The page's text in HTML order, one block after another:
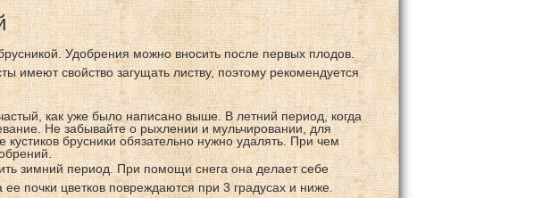
Удобрения можно вносить после первых плодов.
имеют свойство загущать листву, поэтому рекомендуется
как уже было написано выше. В летний период, когда
Не забывайте о рыхлении и мульчировании, для
брусники обязательно нужно удалять. При чем
зимний период. При помощи снега она делает себе
почки цветков повреждаются при 3 градусах и ниже.